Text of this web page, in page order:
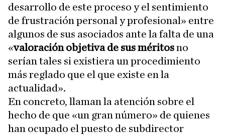
desarrollo de este proceso y el sentimiento
de frustración personal y profesional» entre
algunos de sus asociados ante la falta de una
«valoración objetiva de sus méritosno
serían tales si existiera un procedimiento
más reglado que el que existe en la
actualidad».
En concreto, llaman la atención sobre el
hecho de que «un gran número» de quienes
han ocupado el puesto de subdirector